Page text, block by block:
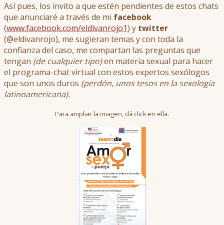
Así pues, los invito a que estén pendientes de estos chats
que anunciaré a través de mi facebook
(www.facebook.com/eldivanrojo1) y twitter
(@eldivanrojo), me sugieran temas y con toda la
confianza del caso, me compartan las preguntas que
tengan (de cualquier tipo)en materia sexual para hacer
el programa-chat virtual con estos expertos sexólogos
que son unos duros (perdón, unos tesos en la sexología
latinoamericana).
Para ampliar la imagen, dá click en ella.